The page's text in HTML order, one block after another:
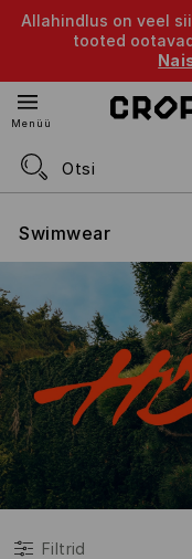
Allahindlus on veel
tooted
Menüü
Swimwear
Filtrid